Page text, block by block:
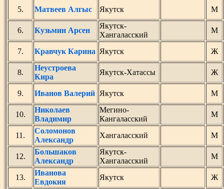
5. Матвеев Алгыс Якутск М
6. Кузьмин Арсен
Якутск-
Хангаласский
М
7. Кравчук Карина Якутск Ж
8.
Неустроева
Кира
Якутск-Хатассы Ж
9. Иванов Валерий Якутск М
10.
Николаев
Владимир
Мегино-
Кангаласский
М
11.
Соломонов
Александр
Хангаласский М
12.
Большаков
Александр
Якутск-
Хангаласский
М
13.
Иванова
Евдокия
Якутск Ж